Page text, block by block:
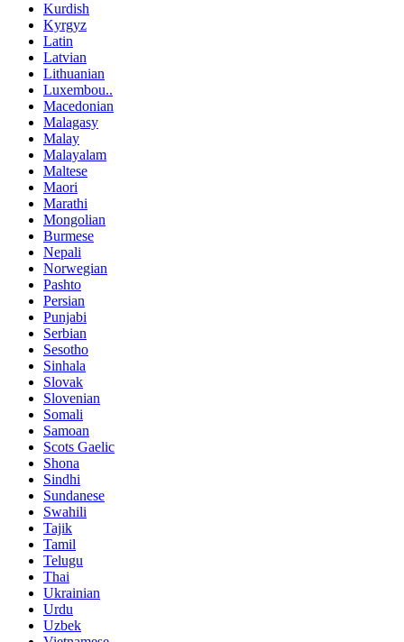
Kurdish
Kyrgyz
Latin
Latvian
Lithuanian
Luxembou..
Macedonian
Malagasy
Malay
Malayalam
Maltese
Maori
Marathi
Mongolian
Burmese
Nepali
Norwegian
Pashto
Persian
Punjabi
Serbian
Sesotho
Sinhala
Slovak
Slovenian
Somali
Samoan
Scots Gaelic
Shona
Sindhi
Sundanese
Swahili
Tajik
Tamil
Telugu
Thai
Ukrainian
Urdu
Uzbek